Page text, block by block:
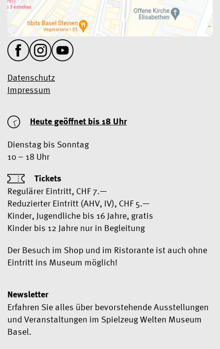
Datenschutz
Impressum
Heute geöffnet bis 18 Uhr
Dienstag bis Sonntag
10 – 18 Uhr
Tickets
Regulärer Eintritt, CHF 7.—
Reduzierter Eintritt (AHV, IV), CHF 5.—
Kinder, Jugendliche bis 16 Jahre, gratis
Kinder bis 12 Jahre nur in Begleitung
Der Besuch im Shop und im Ristorante ist auch ohne
Eintritt ins Museum möglich!
Newsletter
Erfahren Sie alles über bevorstehende Ausstellungen
und Veranstaltungen im Spielzeug Welten Museum
Basel.